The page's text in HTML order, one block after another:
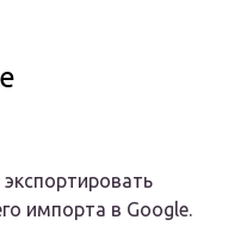
импорта в Google.